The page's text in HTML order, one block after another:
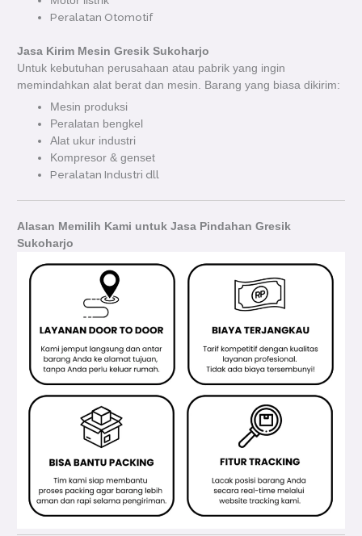
Peralatan Otomotif
Jasa Kirim Mesin Gresik Sukoharjo
Untuk kebutuhan perusahaan atau pabrik yang ingin
memindahkan alat berat dan mesin. Barang yang biasa dikirim:
Mesin produksi
Peralatan bengkel
Alat ukur industri
Kompresor & genset
Peralatan Industri dll
Alasan Memilih Kami untuk Jasa Pindahan Gresik
Sukoharjo